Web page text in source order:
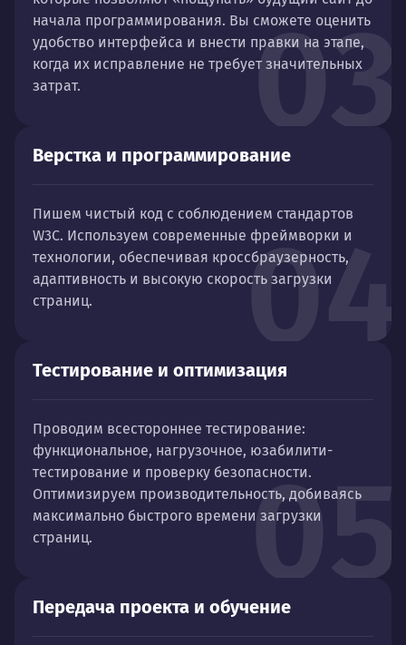
03
начала программирования. Вы сможете оценить
удобство интерфейса и внести правки на этапе,
когда их исправление не требует значительных
затрат.
04
Верстка и программирование
Пишем чистый код с соблюдением стандартов
W3C. Используем современные фреймворки и
технологии, обеспечивая кроссбраузерность,
адаптивность и высокую скорость загрузки
страниц.
05
Тестирование и оптимизация
Проводим всестороннее тестирование:
функциональное, нагрузочное, юзабилити-
тестирование и проверку безопасности.
Оптимизируем производительность, добиваясь
максимально быстрого времени загрузки
страниц.
Передача проекта и обучение